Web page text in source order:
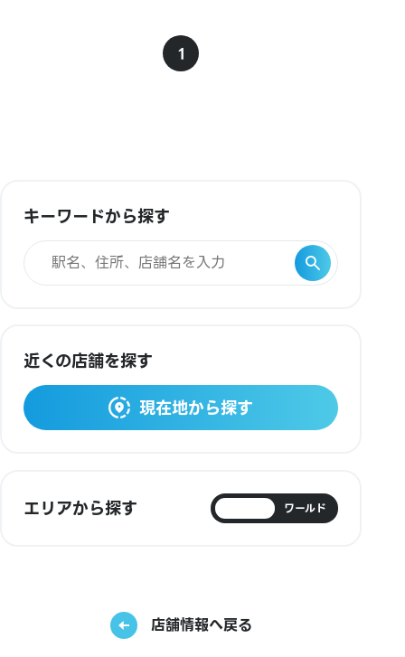
1
キーワードから探す
近くの店舗を探す
現在地から探す
エリアから探す ワールド
店舗情報へ戻る